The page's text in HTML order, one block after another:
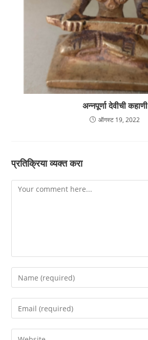
अन्नपूर्णा देवीची कहाणी
ऑगस्ट 19, 2022
प्रतिक्रिया व्यक्त करा